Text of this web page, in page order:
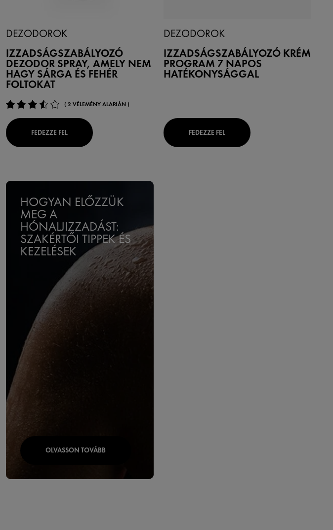
DEZODOROK
IZZADSÁGSZABÁLYOZÓ
DEZODOR SPRAY, AMELY NEM
HAGY SÁRGA ÉS FEHÉR
FOLTOKAT
( 2 VÉLEMÉNY ALAPJÁN )
FEDEZZE FEL
DEZODOROK
IZZADSÁGSZABÁLYOZÓ KRÉM
PROGRAM 7 NAPOS
HATÉKONYSÁGGAL
FEDEZZE FEL
HOGYAN ELŐZZÜK
MEG A
HÓNALJIZZADÁST:
SZAKÉRTŐI TIPPEK ÉS
KEZELÉSEK
OLVASSON TOVÁBB